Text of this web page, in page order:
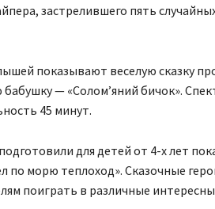
застрелившего пять
показывают веселую сказку
— «Солом’яний бичок».
45 минут.
для детей от 4-х лет
по морю теплоход». Сказочные
поиграть в различные